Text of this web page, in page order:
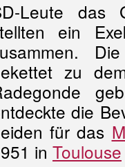
Leute das
ein
zu
die
für das
in Toulouse